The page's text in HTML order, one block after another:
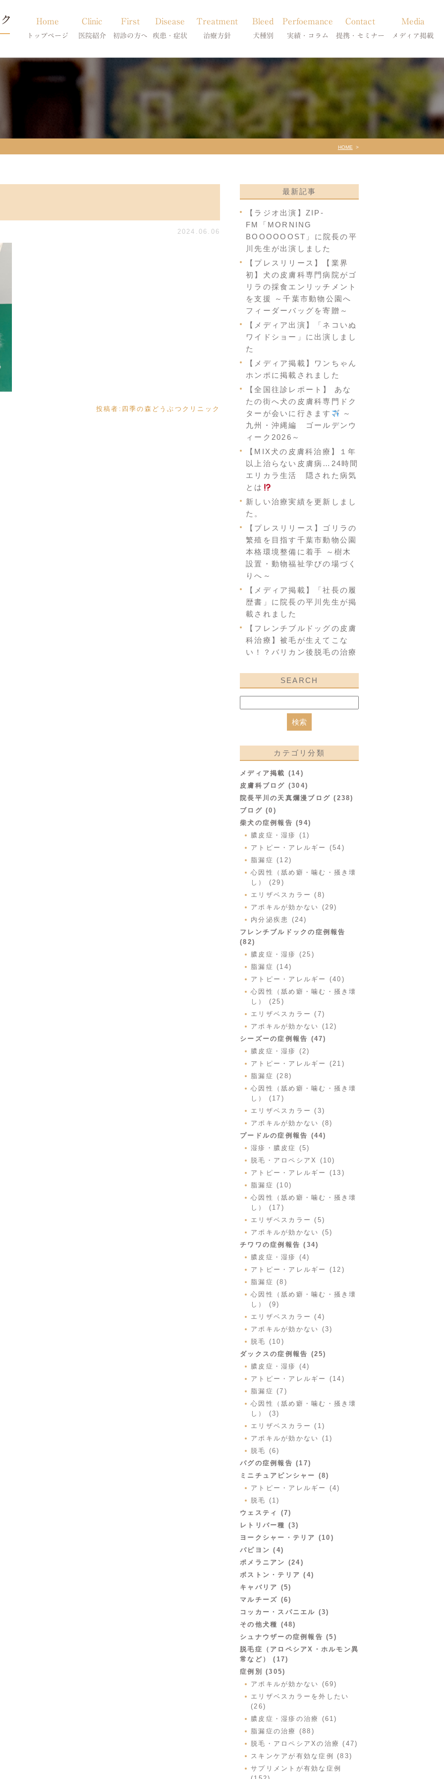
Home
トップページ
Clinic
医院紹介
当院のご紹介
First
初診の方へ
Disease
疾患・症状
アトピー・アレルギー
膿皮症・脂漏症
脱毛症・アロペシアX
Treatment
治療方針
皮膚科特別診療
スキンケア療法
Bleed
犬種別
柴犬の皮膚病
シーズーの皮膚病
フレンチブルドッグの皮膚病
Perfoemance
実績・コラム
犬種別
症状別
Contact
提携・セミナー
診療提携・セミナー開催
Media
メディア掲載
メディア掲載
HOME
2024.06.06
投稿者: 四季の森どうぶつクリニック
最新記事
【ラジオ出演】ZIP-
FM「MORNING
BOOOOOOST」に院長の平
川先生が出演しました
【プレスリリース】【業界
初】犬の皮膚科専門病院がゴ
リラの採食エンリッチメント
を支援 ～千葉市動物公園へ
フィーダーバッグを寄贈～
【メディア出演】「ネコいぬ
ワイドショー」に出演しまし
た
【メディア掲載】ワンちゃん
ホンポに掲載されました
【全国往診レポート】 あな
たの街へ犬の皮膚科専門ドク
ターが会いに行きます
～
九州・沖縄編 ゴールデンウ
ィーク2026～
【MIX犬の皮膚科治療】１年
以上治らない皮膚病…24時間
エリカラ生活 隠された病気
とは
新しい治療実績を更新しまし
た。
【プレスリリース】ゴリラの
繁殖を目指す千葉市動物公園
本格環境整備に着手 ～樹木
設置・動物福祉学びの場づく
りへ～
【メディア掲載】「社長の履
歴書」に院長の平川先生が掲
載されました
【フレンチブルドッグの皮膚
科治療】被毛が生えてこな
い！？バリカン後脱毛の治療
SEARCH
カテゴリ分類
メディア掲載 (14)
皮膚科ブログ (304)
院長平川の天真爛漫ブログ (238)
ブログ (0)
柴犬の症例報告 (94)
膿皮症・湿疹 (1)
アトピー・アレルギー (54)
脂漏症 (12)
心因性（舐め癖・噛む・掻き壊
し） (29)
エリザベスカラー (8)
アポキルが効かない (29)
内分泌疾患 (24)
フレンチブルドックの症例報告
(82)
膿皮症・湿疹 (25)
脂漏症 (14)
アトピー・アレルギー (40)
心因性（舐め癖・噛む・掻き壊
し） (25)
エリザベスカラー (7)
アポキルが効かない (12)
シーズーの症例報告 (47)
膿皮症・湿疹 (2)
アトピー・アレルギー (21)
脂漏症 (28)
心因性（舐め癖・噛む・掻き壊
し） (17)
エリザベスカラー (3)
アポキルが効かない (8)
プードルの症例報告 (44)
湿疹・膿皮症 (5)
脱毛・アロペシアX (10)
アトピー・アレルギー (13)
脂漏症 (10)
心因性（舐め癖・噛む・掻き壊
し） (17)
エリザベスカラー (5)
アポキルが効かない (5)
チワワの症例報告 (34)
膿皮症・湿疹 (4)
アトピー・アレルギー (12)
脂漏症 (8)
心因性（舐め癖・噛む・掻き壊
し） (9)
エリザベスカラー (4)
アポキルが効かない (3)
脱毛 (10)
ダックスの症例報告 (25)
膿皮症・湿疹 (4)
アトピー・アレルギー (14)
脂漏症 (7)
心因性（舐め癖・噛む・掻き壊
し） (3)
エリザベスカラー (1)
アポキルが効かない (1)
脱毛 (6)
パグの症例報告 (17)
ミニチュアピンシャー (8)
アトピー・アレルギー (4)
脱毛 (1)
ウェスティ (7)
レトリバー種 (3)
ヨークシャー・テリア (10)
パピヨン (4)
ポメラニアン (24)
ボストン・テリア (4)
キャバリア (5)
マルチーズ (6)
コッカー・スパニエル (3)
その他犬種 (48)
シュナウザーの症例報告 (5)
脱毛症（アロペシアX・ホルモン異
常など） (17)
症例別 (305)
アポキルが効かない (69)
エリザベスカラーを外したい
(26)
膿皮症・湿疹の治療 (61)
脂漏症の治療 (88)
脱毛・アロペシアXの治療 (47)
スキンケアが有効な症例 (83)
サプリメントが有効な症例